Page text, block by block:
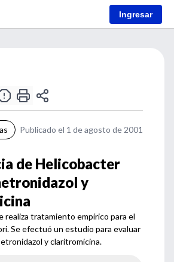
Ingresar
Publicado el 1 de agosto de 2001
de Helicobacter
y
realiza tratamiento empírico para el
Se efectuó un estudio para evaluar
y claritromicina.